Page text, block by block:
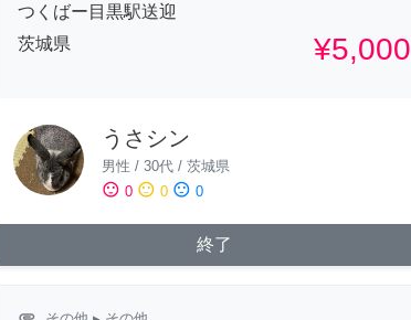
つくばー目黒駅送迎
茨城県
¥5,000
うさシン
男性 / 30代 / 茨城県
sentiment_satisfied 0 sentiment_neutral 0 sentiment_dissatisfied 0
終了